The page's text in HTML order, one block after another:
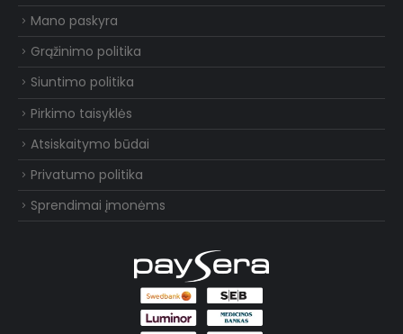
Mano paskyra
Grąžinimo politika
Siuntimo politika
Pirkimo taisyklės
Atsiskaitymo būdai
Privatumo politika
Sprendimai įmonėms